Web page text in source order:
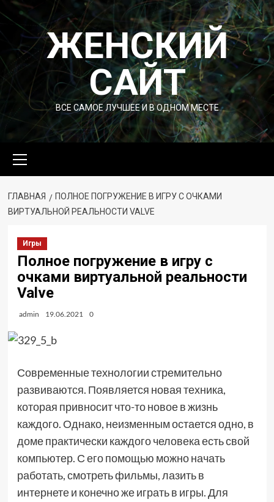
Перейти
содержимомуЖЕНСКИЙ
САЙТ
ВСЕ САМОЕ ЛУЧШЕЕ И В ОДНОМ МЕСТЕ
меню
ГЛАВНАЯ
ПОЛНОЕ ПОГРУЖЕНИЕ В ИГРУ С ОЧКАМИ
ВИРТУАЛЬНОЙ РЕАЛЬНОСТИ VALVE
Игры
Полное погружение в игру с
очками виртуальной реальности
Valve
admin 19.06.2021 0
Современные технологии стремительно
развиваются. Появляется новая техника,
которая привносит что-то новое в жизнь
каждого. Однако, неизменным остается одно, в
доме практически каждого человека есть свой
компьютер. С его помощью можно начать
работать, смотреть фильмы, лазить в
интернете и конечно же играть в игры. Для